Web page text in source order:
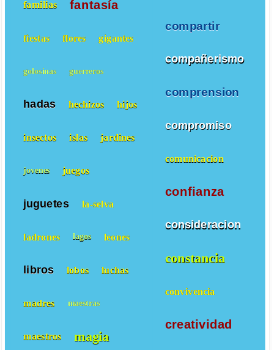
compartir
compañerismo
comprension
compromiso
comunicacion
confianza
consideracion
constancia
convivencia
creatividad
familias fantasía
fiestas flores gigantes
golosinas guerreros
hadas hechizos hijos
insectos islas jardines
jovenes juegos
juguetes la-selva
ladrones lagos leones
libros lobos luchas
madres maestras
maestros magia